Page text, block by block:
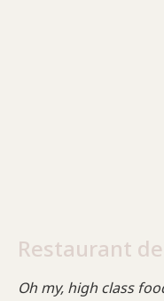
Restaurant
Oh my, high class